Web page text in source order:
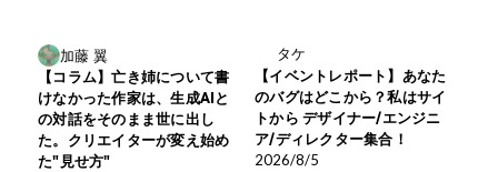
加藤 翼
【コラム】亡き姉について書
けなかった作家は、生成AIと
の対話をそのまま世に出し
た。クリエイターが変え始め
た"見せ方"
タケ
【イベントレポート】あなた
のバグはどこから？私はサイ
トから デザイナー/エンジニ
ア/ディレクター集合！
2026/8/5